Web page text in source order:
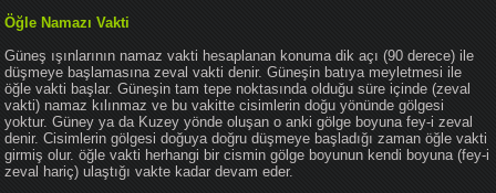
Öğle Namazı Vakti
Güneş ışınlarının namaz vakti hesaplanan konuma dik açı (90 derece) ile
düşmeye başlamasına zeval vakti denir. Güneşin batıya meyletmesi ile
öğle vakti başlar. Güneşin tam tepe noktasında olduğu süre içinde (zeval
vakti) namaz kılınmaz ve bu vakitte cisimlerin doğu yönünde gölgesi
yoktur. Güney ya da Kuzey yönde oluşan o anki gölge boyuna fey-i zeval
denir. Cisimlerin gölgesi doğuya doğru düşmeye başladığı zaman öğle vakti
girmiş olur. öğle vakti herhangi bir cismin gölge boyunun kendi boyuna (fey-i
zeval hariç) ulaştığı vakte kadar devam eder.